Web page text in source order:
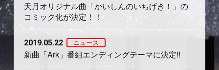
天月オリジナル曲「かいしんのいちげき！」の
コミック化が決定！！
2019.05.22 ニュース
新曲「Ark」番組エンディングテーマに決定!!